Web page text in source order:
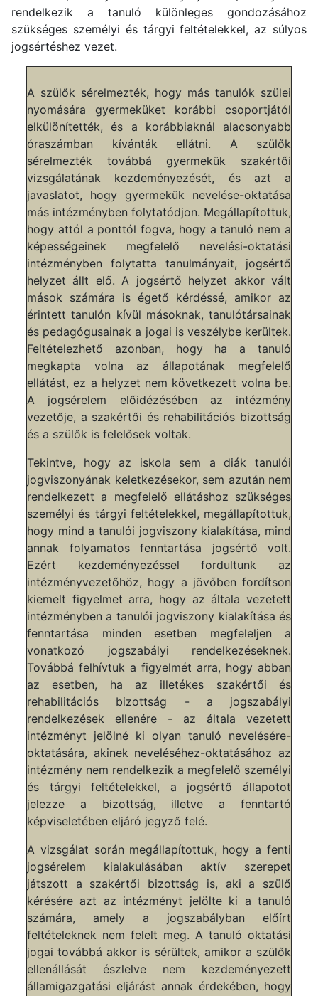
rendelkezik a tanuló különleges gondozásához
szükséges személyi és tárgyi feltételekkel, az súlyos
jogsértéshez vezet.
A szülők sérelmezték, hogy más tanulók szülei
nyomására gyermeküket korábbi csoportjától
elkülönítették, és a korábbiaknál alacsonyabb
óraszámban kívánták ellátni. A szülők
sérelmezték továbbá gyermekük szakértői
vizsgálatának kezdeményezését, és azt a
javaslatot, hogy gyermekük nevelése-oktatása
más intézményben folytatódjon. Megállapítottuk,
hogy attól a ponttól fogva, hogy a tanuló nem a
képességeinek megfelelő nevelési-oktatási
intézményben folytatta tanulmányait, jogsértő
helyzet állt elő. A jogsértő helyzet akkor vált
mások számára is égető kérdéssé, amikor az
érintett tanulón kívül másoknak, tanulótársainak
és pedagógusainak a jogai is veszélybe kerültek.
Feltételezhető azonban, hogy ha a tanuló
megkapta volna az állapotának megfelelő
ellátást, ez a helyzet nem következett volna be.
A jogsérelem előidézésében az intézmény
vezetője, a szakértői és rehabilitációs bizottság
és a szülők is felelősek voltak.
Tekintve, hogy az iskola sem a diák tanulói
jogviszonyának keletkezésekor, sem azután nem
rendelkezett a megfelelő ellátáshoz szükséges
személyi és tárgyi feltételekkel, megállapítottuk,
hogy mind a tanulói jogviszony kialakítása, mind
annak folyamatos fenntartása jogsértő volt.
Ezért kezdeményezéssel fordultunk az
intézményvezetőhöz, hogy a jövőben fordítson
kiemelt figyelmet arra, hogy az általa vezetett
intézményben a tanulói jogviszony kialakítása és
fenntartása minden esetben megfeleljen a
vonatkozó jogszabályi rendelkezéseknek.
Továbbá felhívtuk a figyelmét arra, hogy abban
az esetben, ha az illetékes szakértői és
rehabilitációs bizottság - a jogszabályi
rendelkezések ellenére - az általa vezetett
intézményt jelölné ki olyan tanuló nevelésére-
oktatására, akinek neveléséhez-oktatásához az
intézmény nem rendelkezik a megfelelő személyi
és tárgyi feltételekkel, a jogsértő állapotot
jelezze a bizottság, illetve a fenntartó
képviseletében eljáró jegyző felé.
A vizsgálat során megállapítottuk, hogy a fenti
jogsérelem kialakulásában aktív szerepet
játszott a szakértői bizottság is, aki a szülő
kérésére azt az intézményt jelölte ki a tanuló
számára, amely a jogszabályban előírt
feltételeknek nem felelt meg. A tanuló oktatási
jogai továbbá akkor is sérültek, amikor a szülők
ellenállását észlelve nem kezdeményezett
államigazgatási eljárást annak érdekében, hogy